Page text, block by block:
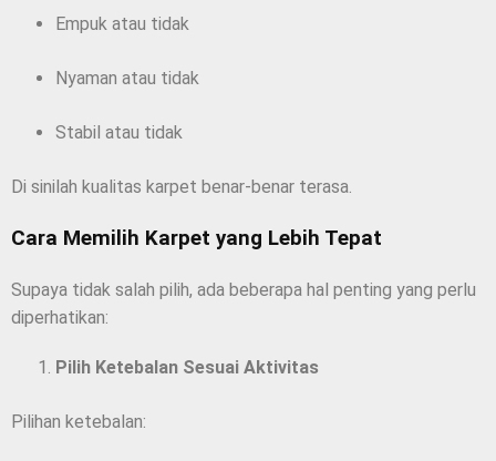
Empuk atau tidak
Nyaman atau tidak
Stabil atau tidak
Di sinilah kualitas karpet benar-benar terasa.
Cara Memilih Karpet yang Lebih Tepat
Supaya tidak salah pilih, ada beberapa hal penting yang perlu
diperhatikan:
Pilih Ketebalan Sesuai Aktivitas
Pilihan ketebalan: